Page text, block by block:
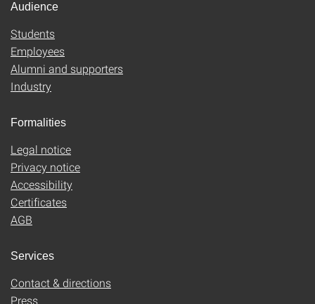
Audience
Students
Employees
Alumni and supporters
Industry
Formalities
Legal notice
Privacy notice
Accessibility
Certificates
AGB
Services
Contact & directions
Press